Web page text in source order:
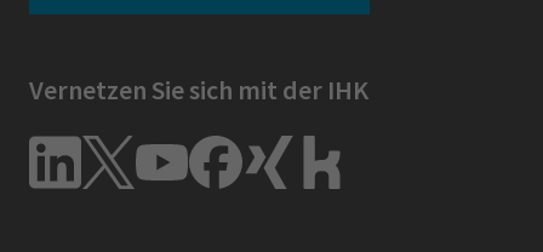
Vernetzen Sie sich mit der IHK